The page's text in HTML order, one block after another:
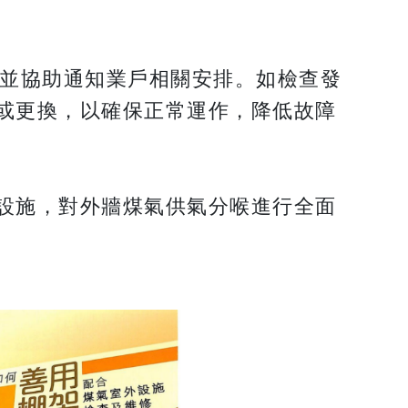
協助通知業戶相關安排。如檢查發
更換，以確保正常運作，降低故障
施，對外牆煤氣供氣分喉進行全面